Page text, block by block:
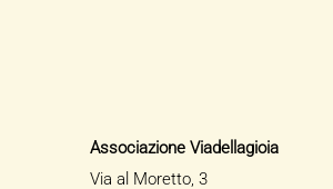
Associazione Viadellagioia
Via al Moretto, 3